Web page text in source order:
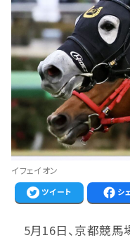
イフェイオン
ツイート シ
5月16日、京都競馬